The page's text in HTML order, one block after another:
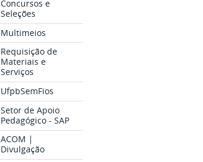
Concursos e
Seleções
Multimeios
Requisição de
Materiais e
Serviços
UfpbSemFios
Setor de Apoio
Pedagógico - SAP
ACOM |
Divulgação